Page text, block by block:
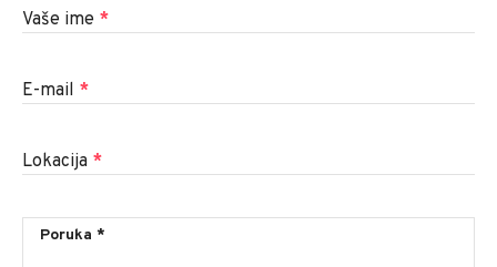
Vaše ime *
E-mail *
Lokacija *